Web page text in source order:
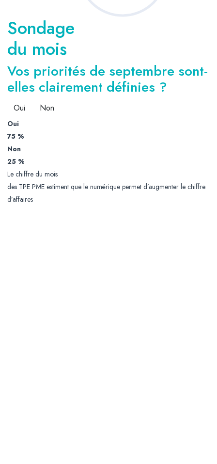
Sondage
du mois
Vos priorités de septembre sont-
elles clairement définies ?
Oui Non
Oui
75 %
Non
25 %
Le chiffre du mois
des TPE PME estiment que le numérique permet d’augmenter le chiffre
d’affaires